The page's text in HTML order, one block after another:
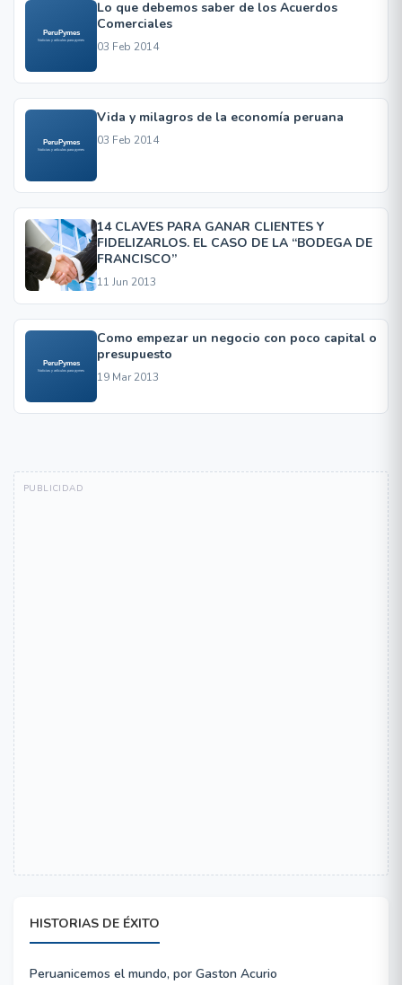
Lo que debemos saber de los Acuerdos
Comerciales
03 Feb 2014
Vida y milagros de la economía peruana
03 Feb 2014
14 CLAVES PARA GANAR CLIENTES Y
FIDELIZARLOS. EL CASO DE LA “BODEGA DE
FRANCISCO”
11 Jun 2013
Como empezar un negocio con poco capital o
presupuesto
19 Mar 2013
HISTORIAS DE ÉXITO
Peruanicemos el mundo, por Gaston Acurio